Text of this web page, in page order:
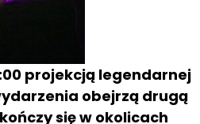
projekcją legendarnej
obejrzą drugą
się w okolicach